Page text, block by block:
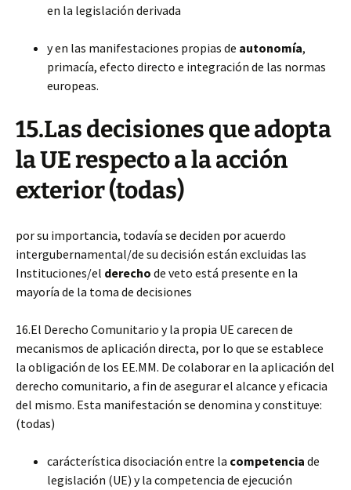
en la legislación derivada
y en las manifestaciones propias de autonomía,
primacía, efecto directo e integración de las normas
europeas.
15.Las decisiones que adopta
la UE respecto a la acción
exterior (todas)
por su importancia, todavía se deciden por acuerdo
intergubernamental/de su decisión están excluidas las
Instituciones/el derecho de veto está presente en la
mayoría de la toma de decisiones
16.El Derecho Comunitario y la propia UE carecen de
mecanismos de aplicación directa, por lo que se establece
la obligación de los EE.MM. De colaborar en la aplicación del
derecho comunitario, a fin de asegurar el alcance y eficacia
del mismo. Esta manifestación se denomina y constituye:
(todas)
carácterística disociación entre la competencia de
legislación (UE) y la competencia de ejecución